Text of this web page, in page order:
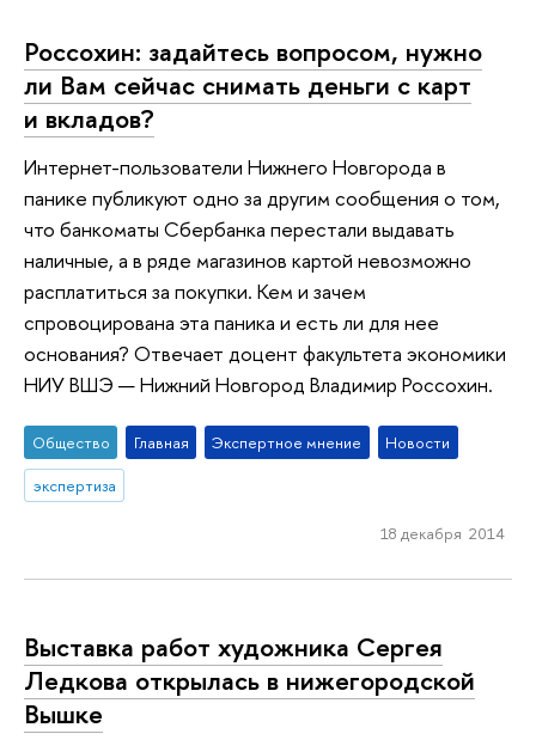
Россохин: задайтесь вопросом, нужно
ли Вам сейчас снимать деньги с карт
и вкладов?
Интернет-пользователи Нижнего Новгорода в
панике публикуют одно за другим сообщения о том,
что банкоматы Сбербанка перестали выдавать
наличные, а в ряде магазинов картой невозможно
расплатиться за покупки. Кем и зачем
спровоцирована эта паника и есть ли для нее
основания? Отвечает доцент факультета экономики
НИУ ВШЭ — Нижний Новгород Владимир Россохин.
Общество Главная Экспертное мнение
Новости
экспертиза
18 декабря 2014
Выставка работ художника Сергея
Ледкова открылась в нижегородской
Вышке